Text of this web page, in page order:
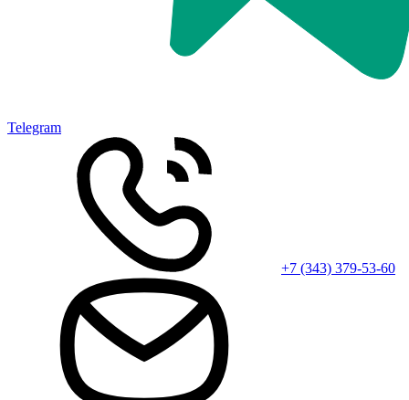
Telegram
+7 (343) 379-53-60